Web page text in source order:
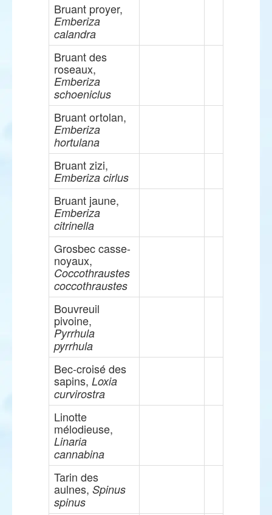
Bruant proyer,
Emberiza
calandra
Bruant des
roseaux,
Emberiza
schoeniclus
Bruant ortolan,
Emberiza
hortulana
Bruant zizi,
Emberiza cirlus
Bruant jaune,
Emberiza
citrinella
Grosbec casse-
noyaux,
Coccothraustes
coccothraustes
Bouvreuil
pivoine,
Pyrrhula
pyrrhula
Bec-croisé des
sapins, Loxia
curvirostra
Linotte
mélodieuse,
Linaria
cannabina
Tarin des
aulnes, Spinus
spinus